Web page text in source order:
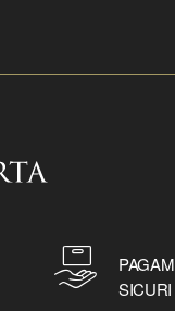
SICURI